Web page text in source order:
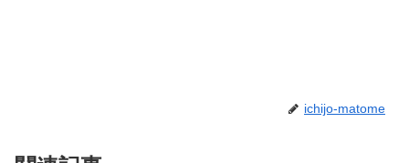
ichijo-matome